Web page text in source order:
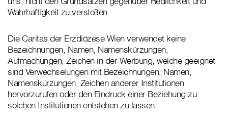
Wahrhaftigkeit zu verstoßen.
Die Caritas der Erzdiözese Wien verwendet keine
Bezeichnungen, Namen, Namenskürzungen,
Aufmachungen, Zeichen in der Werbung, welche geeignet
sind Verwechselungen mit Bezeichnungen, Namen,
Namenskürzungen, Zeichen anderer Institutionen
hervorzurufen oder den Eindruck einer Beziehung zu
solchen Institutionen entstehen zu lassen.